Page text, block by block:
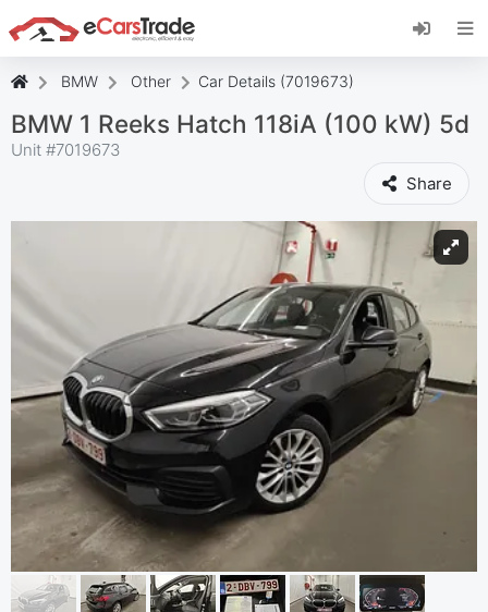
Installez l'application web eCarsTrade, ajoutez-
la à votre écran d'accueil et recevez des mises
BMW Other Car Details (7019673)
BMW 1 Reeks Hatch 118iA (100 kW) 5d
Unit #7019673
Share